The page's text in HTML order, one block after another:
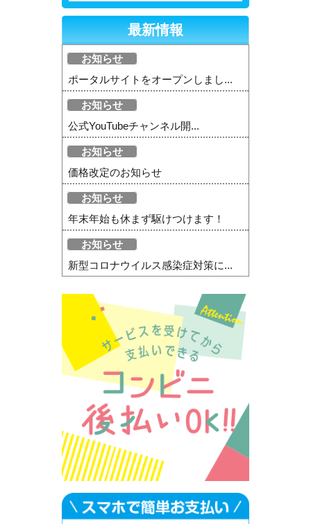
最新情報
お知らせ
ポータルサイトをオープンしまし...
お知らせ
公式YouTubeチャンネル開...
お知らせ
価格改定のお知らせ
お知らせ
年末年始も休まず駆けつけます！
お知らせ
新型コロナウイルス感染症対策に...